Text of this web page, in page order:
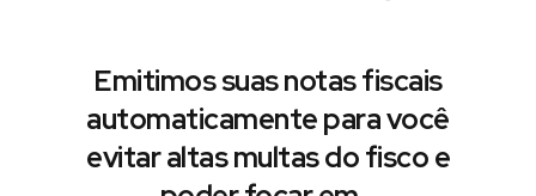
Emitimos suas notas fiscais
automaticamente para você
evitar altas multas do fisco e